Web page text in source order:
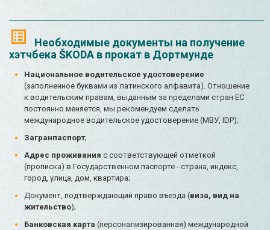
Необходимые документы на получение
хэтчбека ŠKODA в прокат в Дортмунде
Национальное водительское удостоверение
(заполненное буквами из латинского алфавита). Отношение
к водительским правам, выданным за пределами стран ЕС
постоянно меняется, мы рекомендуем сделать
международное водительское удостоверение (МВУ, IDP);
Загранпаспорт;
Адрес проживания с соответствующей отметкой
(прописка) в Государственном паспорте - страна, индекс,
город, улица, дом, квартира;
Документ, подтверждающий право въезда (виза, вид на
жительство);
Банковская карта (персонализированная) международной